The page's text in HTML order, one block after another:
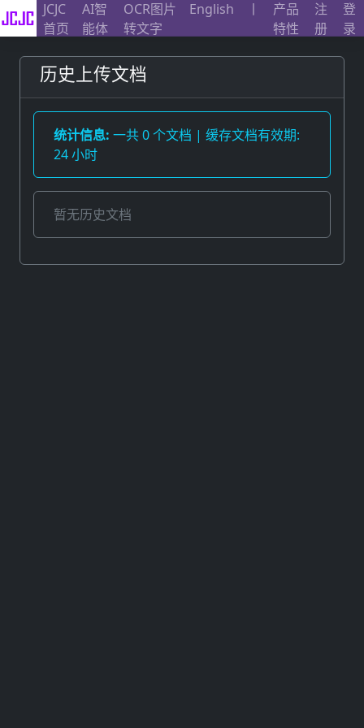
JCJC
首页
AI智
能体
OCR图片
转文字
English 丨
产品
特性
注
册
登
录
历史上传文档
统计信息: 一共 0 个文档 | 缓存文档有效期:
24 小时
暂无历史文档